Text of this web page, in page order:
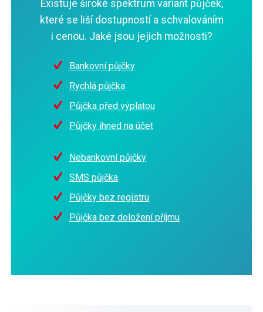
Existuje široké spektrum variant půjček,
které se liší dostupností a schvalováním
i cenou. Jaké jsou jejich možnosti?
Bankovní půjčky
Rychlá půjčka
Půjčka před výplatou
Půjčky ihned na účet
Nebankovní půjčky
SMS půjčka
Půjčky bez registru
Půjčka bez doložení příjmu